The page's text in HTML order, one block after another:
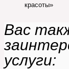
красоты»
Вас
услуги: